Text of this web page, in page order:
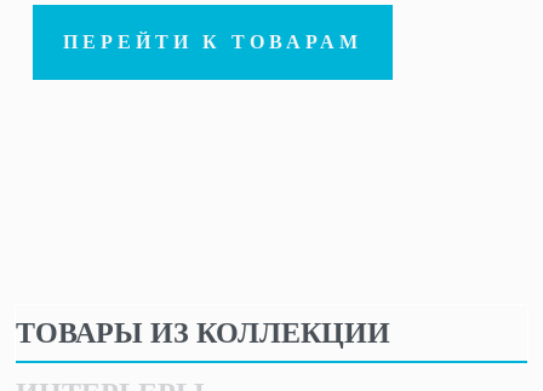
ПЕРЕЙТИ К ТОВАРАМ
ТОВАРЫ ИЗ КОЛЛЕКЦИИ